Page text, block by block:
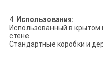
4. Использования:
Использованный в крытом
стене
Стандартные коробки и